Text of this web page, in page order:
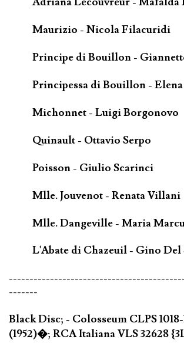
Maurizio - Nicola Filacuridi
Principe di Bouillon -
Principessa di Bouillon -
Michonnet - Luigi Borgonovo
Quinault - Ottavio Serpo
Poisson - Giulio Scarinci
Mlle. Jouvenot - Renata Villani
Mlle. Dangeville - Maria
L'Abate di Chazeuil - Gino Del
-------
Black Disc; - Colosseum CLPS
(1952)�; RCA Italiana VLS 32628